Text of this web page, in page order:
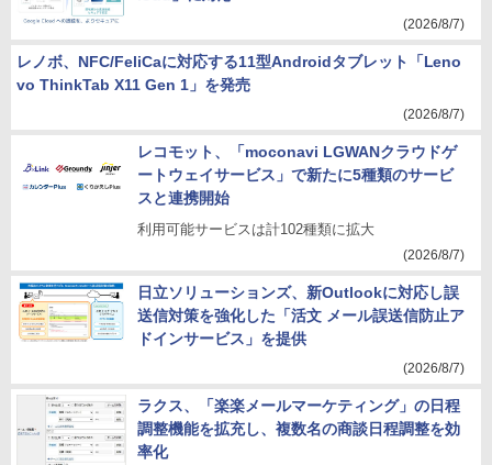
(2026/8/7)
レノボ、NFC/FeliCaに対応する11型Androidタブレット「Leno
vo ThinkTab X11 Gen 1」を発売
(2026/8/7)
レコモット、「moconavi LGWANクラウドゲ
ートウェイサービス」で新たに5種類のサービ
スと連携開始
利用可能サービスは計102種類に拡大
(2026/8/7)
日立ソリューションズ、新Outlookに対応し誤
送信対策を強化した「活文 メール誤送信防止ア
ドインサービス」を提供
(2026/8/7)
ラクス、「楽楽メールマーケティング」の日程
調整機能を拡充し、複数名の商談日程調整を効
率化